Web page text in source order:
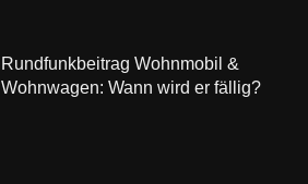
Rundfunkbeitrag Wohnmobil &
Wohnwagen: Wann wird er fällig?